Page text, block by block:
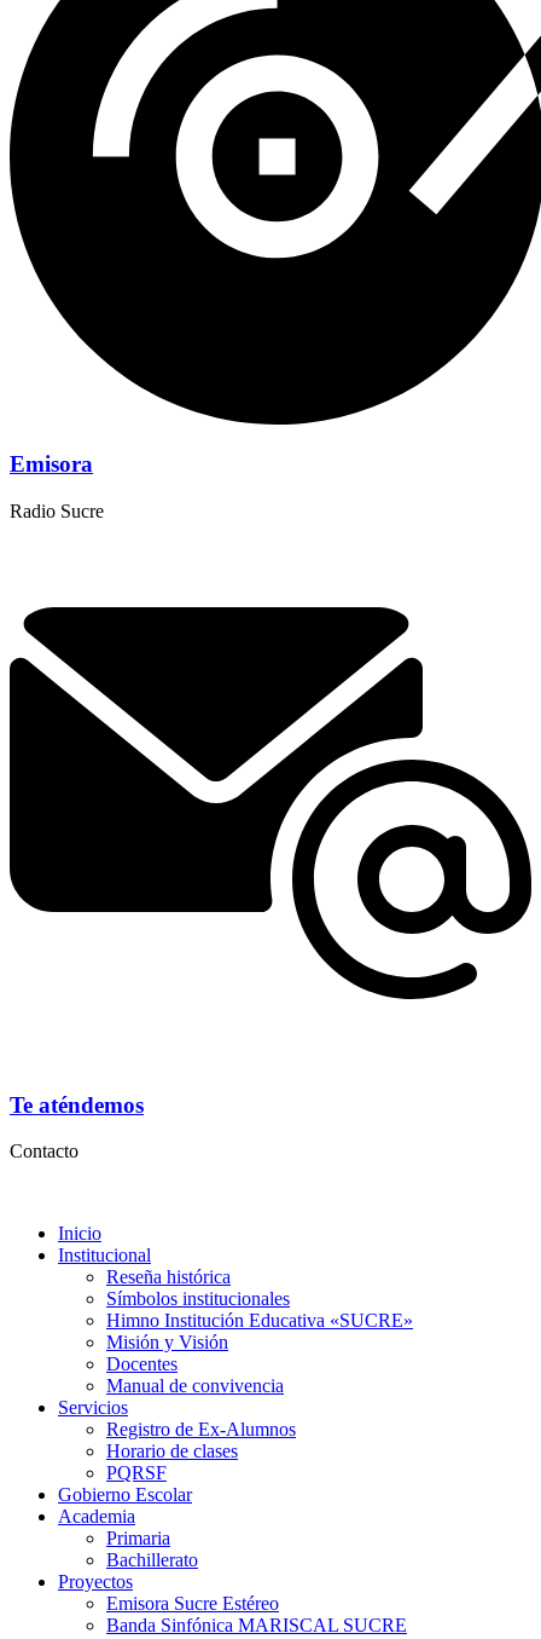
Emisora
Radio Sucre
Te aténdemos
Contacto
Inicio
Institucional
Reseña histórica
Símbolos institucionales
Himno Institución Educativa «SUCRE»
Misión y Visión
Docentes
Manual de convivencia
Servicios
Registro de Ex-Alumnos
Horario de clases
PQRSF
Gobierno Escolar
Academia
Primaria
Bachillerato
Proyectos
Emisora Sucre Estéreo
Banda Sinfónica MARISCAL SUCRE